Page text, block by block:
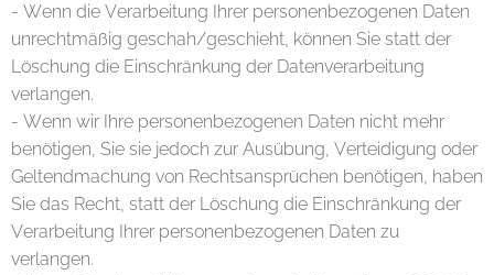
- Wenn die Verarbeitung Ihrer personenbezogenen Daten
unrechtmäßig geschah/geschieht, können Sie statt der
Löschung die Einschränkung der Datenverarbeitung
verlangen.
- Wenn wir Ihre personenbezogenen Daten nicht mehr
benötigen, Sie sie jedoch zur Ausübung, Verteidigung oder
Geltendmachung von Rechtsansprüchen benötigen, haben
Sie das Recht, statt der Löschung die Einschränkung der
Verarbeitung Ihrer personenbezogenen Daten zu
verlangen.